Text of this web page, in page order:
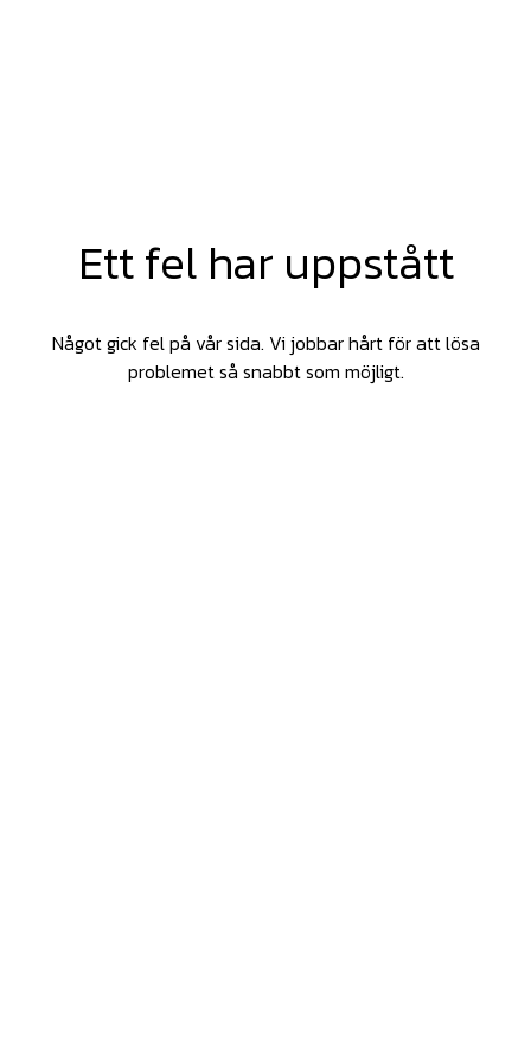
Ett fel har uppstått
Något gick fel på vår sida. Vi jobbar hårt för att lösa
problemet så snabbt som möjligt.